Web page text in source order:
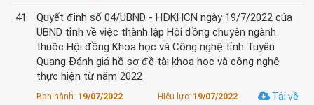
41
Quyết định số 04/UBND - HĐKHCN ngày 19/7/2022 của
UBND tỉnh về việc thành lập Hội đồng chuyên ngành
thuộc Hội đồng Khoa học và Công nghệ tỉnh Tuyên
Quang Đánh giá hồ sơ đề tài khoa học và công nghệ
thực hiện từ năm 2022
Ban hành: 19/07/2022 Hiệu lực: 19/07/2022
Tải về